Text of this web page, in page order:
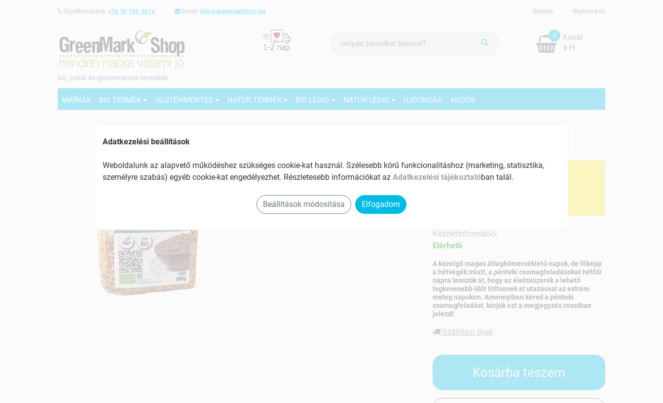
Ügyfélszolgálat: +36 30 782-8614 Email: info@greenmarkshop.hu Regisztráció
Belépés
bio, natúr és gluténmentes termékek
keresés
0
0 Ft
Kosár
MÁRKÁK BIO TERMÉK GLUTÉNMENTES NATÚR TERMÉK BIO LÉDIG NATÚR LÉDIG ÚJDONSÁG AKCIÓS
Tartalom: 500 g
EAN: 5999562482018
Mennyiségi kedvezmények:
2 db-tól
Készletinformáció:
Elérhetõ
A közelgő magas átlaghőmérsékletű napok, de főképp
a hétvégék miatt, a pénteki csomagfeladásokat hétfői
napra tesszük át, hogy az élelmiszerek a lehető
legkevesebb időt töltsenek el utazással az extrém
meleg napokon. Amennyiben kéred a pénteki
csomagfeladást, kérjük ezt a megjegyzés rovatban
jelezd!
Szállítási díjak
Kosárba teszem
Adatkezelési beállítások
Weboldalunk az alapvető működéshez szükséges cookie-kat használ. Szélesebb körű funkcionalitáshoz (marketing, statisztika,
személyre szabás) egyéb cookie-kat engedélyezhet. Részletesebb információkat az Adatkezelési tájékoztatóban talál.
Beállítások módosítása Elfogadom